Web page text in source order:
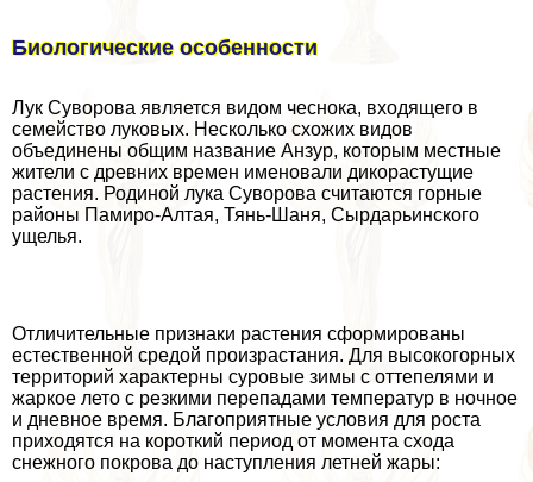
Биологические особенности
Лук Суворова является видом чеснока, входящего в
семейство луковых. Несколько схожих видов
объединены общим название Анзур, которым местные
жители с древних времен именовали дикорастущие
растения. Родиной лука Суворова считаются горные
районы Памиро-Алтая, Тянь-Шаня, Сырдарьинского
ущелья.
Отличительные признаки растения сформированы
естественной средой произрастания. Для высокогорных
территорий хаpaктерны суровые зимы с оттепелями и
жаркое лето с резкими перепадами температур в ночное
и дневное время. Благоприятные условия для роста
приходятся на короткий период от момента схода
снежного покрова до наступления летней жары: